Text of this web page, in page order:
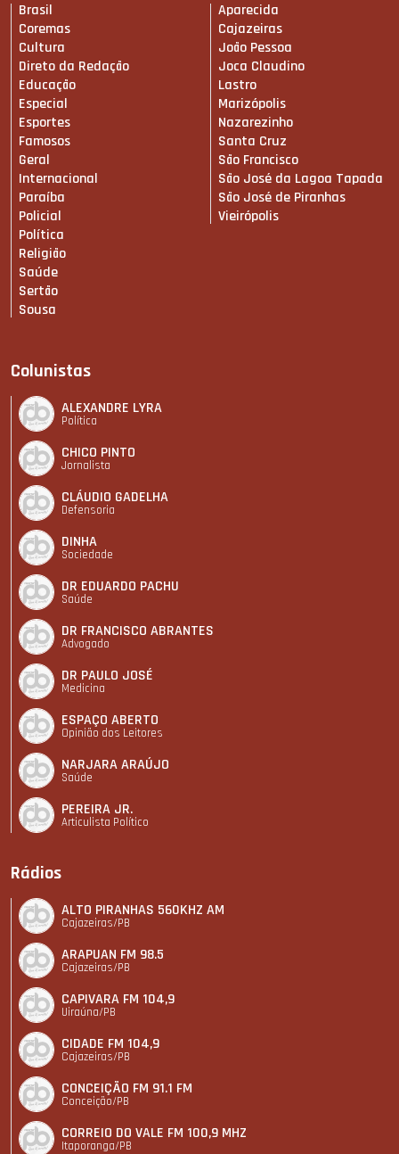
Brasil
Coremas
Cultura
Direto da Redação
Educação
Especial
Esportes
Famosos
Geral
Internacional
Paraíba
Policial
Política
Religião
Saúde
Sertão
Sousa
Aparecida
Cajazeiras
João Pessoa
Joca Claudino
Lastro
Marizópolis
Nazarezinho
Santa Cruz
São Francisco
São José da Lagoa Tapada
São José de Piranhas
Vieirópolis
Colunistas
ALEXANDRE LYRA
Política
CHICO PINTO
Jornalista
CLÁUDIO GADELHA
Defensoria
DINHA
Sociedade
DR EDUARDO PACHU
Saúde
DR FRANCISCO ABRANTES
Advogado
DR PAULO JOSÉ
Medicina
ESPAÇO ABERTO
Opinião dos Leitores
NARJARA ARAÚJO
Saúde
PEREIRA JR.
Articulista Polí­tico
Rádios
ALTO PIRANHAS 560KHZ AM
Cajazeiras/PB
ARAPUAN FM 98.5
Cajazeiras/PB
CAPIVARA FM 104,9
Uiraúna/PB
CIDADE FM 104,9
Cajazeiras/PB
CONCEIÇÃO FM 91.1 FM
Conceição/PB
CORREIO DO VALE FM 100,9 MHZ
Itaporanga/PB